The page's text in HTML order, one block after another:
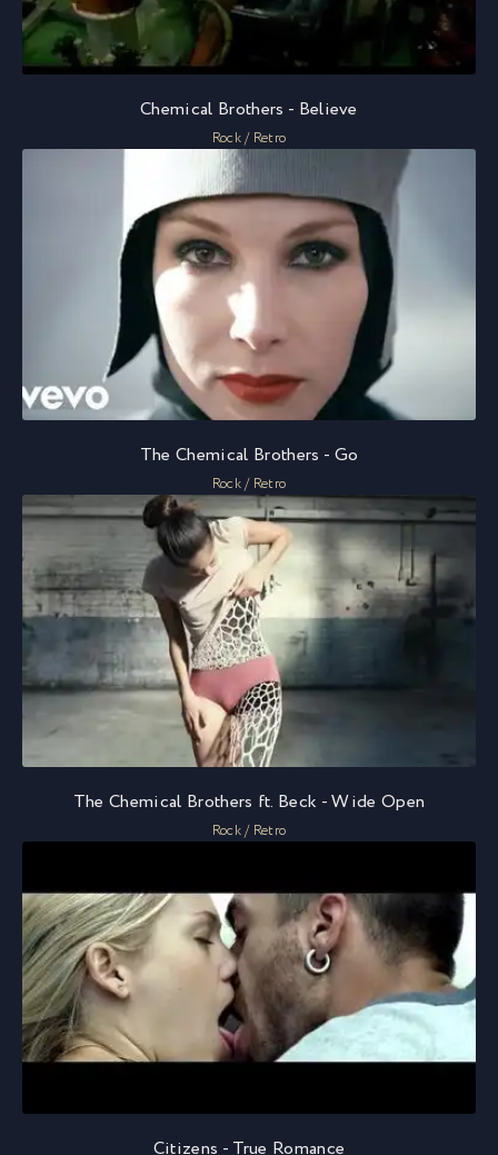
Chemical Brothers - Believe
Rock / Retro
The Chemical Brothers - Go
Rock / Retro
The Chemical Brothers ft. Beck - Wide Open
Rock / Retro
Citizens - True Romance